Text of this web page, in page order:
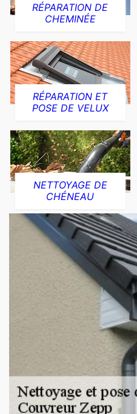
RÉPARATION DE
CHEMINÉE
RÉPARATION ET
POSE DE VELUX
NETTOYAGE DE
CHÉNEAU